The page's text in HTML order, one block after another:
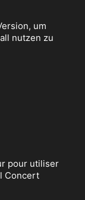
um
nutzen zu
pour utiliser
Concert